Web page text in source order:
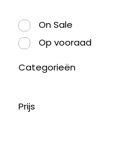
On Sale
Op vooraad
Categorieën
Prijs